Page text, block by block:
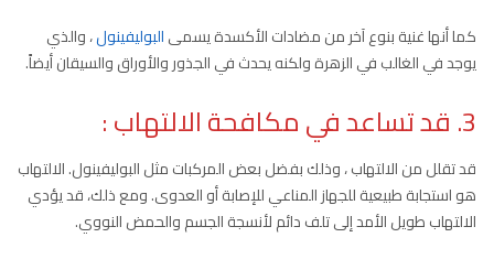
كما أنها غنية بنوع آخر من مضادات الأكسدة يسمىالبوليفينول، والذي
يوجد في الغالب في الزهرة ولكنه يحدث في الجذور والأوراق والسيقان أيضاً.
3. قد تساعد في مكافحة الالتهاب :
قد تقلل من الالتهاب ، وذلك بفضل بعض المركبات مثل البوليفينول. الالتهاب
هو استجابة طبيعية للجهاز المناعي للإصابة أو العدوى. ومع ذلك، قد يؤدي
الالتهاب طويل الأمد إلى تلف دائم لأنسجة الجسم والحمض النووي.